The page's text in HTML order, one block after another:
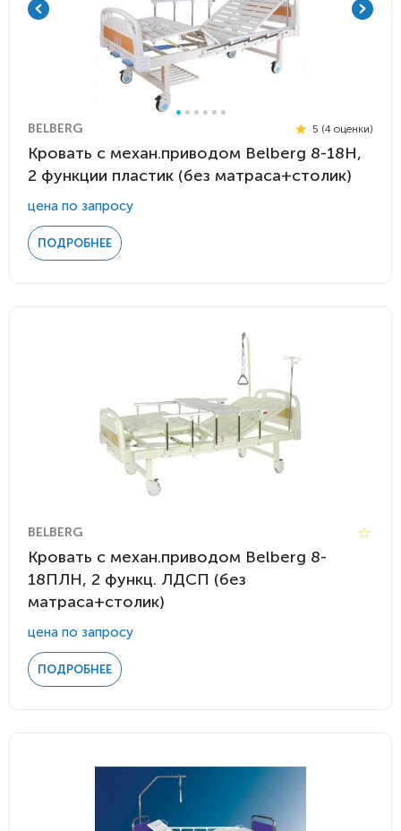
BELBERG 5 (4 оценки)
Кровать c механ.приводом Belberg 8-18H,
2 функции пластик (без матраса+столик)
цена по запросу
ПОДРОБНЕЕ
BELBERG
Кровать c механ.приводом Belberg 8-
18ПЛН, 2 функц. ЛДСП (без
матраса+столик)
цена по запросу
ПОДРОБНЕЕ